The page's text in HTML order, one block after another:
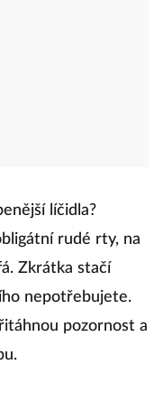
líčidla?
rudé rty, na
Zkrátka stačí
nepotřebujete.
pozornost a